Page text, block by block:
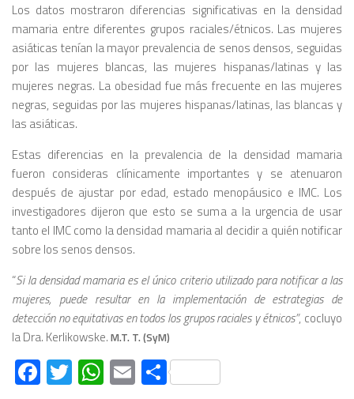
Los datos mostraron diferencias significativas en la densidad
mamaria entre diferentes grupos raciales/étnicos. Las mujeres
asiáticas tenían la mayor prevalencia de senos densos, seguidas
por las mujeres blancas, las mujeres hispanas/latinas y las
mujeres negras. La obesidad fue más frecuente en las mujeres
negras, seguidas por las mujeres hispanas/latinas, las blancas y
las asiáticas.
Estas diferencias en la prevalencia de la densidad mamaria
fueron consideras clínicamente importantes y se atenuaron
después de ajustar por edad, estado menopáusico e IMC. Los
investigadores dijeron que esto se suma a la urgencia de usar
tanto el IMC como la densidad mamaria al decidir a quién notificar
sobre los senos densos.
“Si la densidad mamaria es el único criterio utilizado para notificar a las
mujeres, puede resultar en la implementación de estrategias de
detección no equitativas en todos los grupos raciales y étnicos”, cocluyo
la Dra. Kerlikowske. M.T. T. (SyM)
Facebook
Twitter
WhatsApp
EmailCompartir